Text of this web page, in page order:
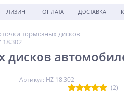
ЛИЗИНГ ОПЛАТА ДОСТАВКА
тормозных дисков
18.302
Артикул: HZ 18.302
(2)